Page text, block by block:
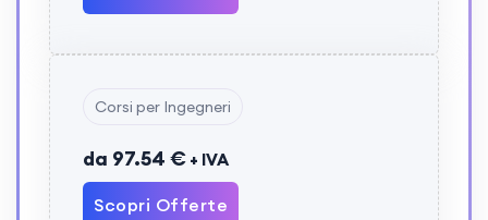
Corsi per Ingegneri
da 97.54 € + IVA
Scopri Offerte